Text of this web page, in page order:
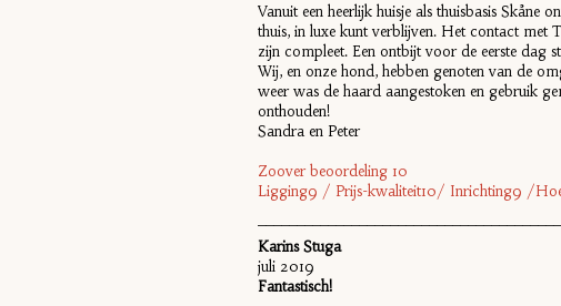
Vanuit een heerlijk huisje als thuisbasis Skåne
thuis, in luxe kunt verblijven. Het contact met
zijn compleet. Een ontbijt voor de eerste dag
Wij, en onze hond, hebben genoten van de
weer was de haard aangestoken en gebruik
onthouden!
Sandra en Peter
Zoover beoordeling 10
Ligging9 / Prijs-kwaliteit10/ Inrichting9 /
Karins Stuga
juli 2019
Fantastisch!